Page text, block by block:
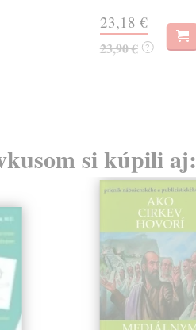
23,18 €
23,90 € ?
si kúpili aj: